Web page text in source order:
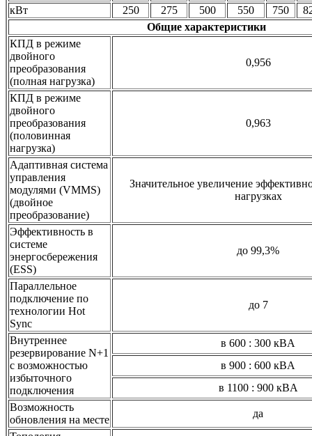
кВт
250 275 500 550 750
Общие характеристики
КПД в режиме
двойного
преобразования
(полная нагрузка)
0,956
КПД в режиме
двойного
преобразования
(половинная
нагрузка)
0,963
Адаптивная система
управления
модулями (VMMS)
(двойное
преобразование)
Значительное увеличение
нагрузках
Эффективность в
системе
энергосбережения
(ESS)
до 99,3%
Параллельное
подключение по
технологии Hot
Sync
до 7
Внутреннее
резервирование N+1
с возможностью
избыточного
подключения
в 600 : 300 кВA
в 900 : 600 кВA
в 1100 : 900 кВA
Возможность
обновления на месте
да